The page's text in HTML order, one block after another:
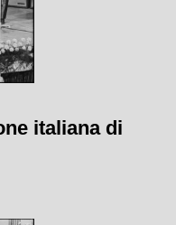
italiana di